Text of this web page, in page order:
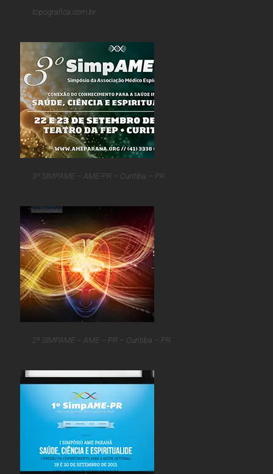
topografica.com.br
3º SIMPAME – AME-PR – Curitiba – PR
2º SIMPAME – AME – PR – Curitiba – PR